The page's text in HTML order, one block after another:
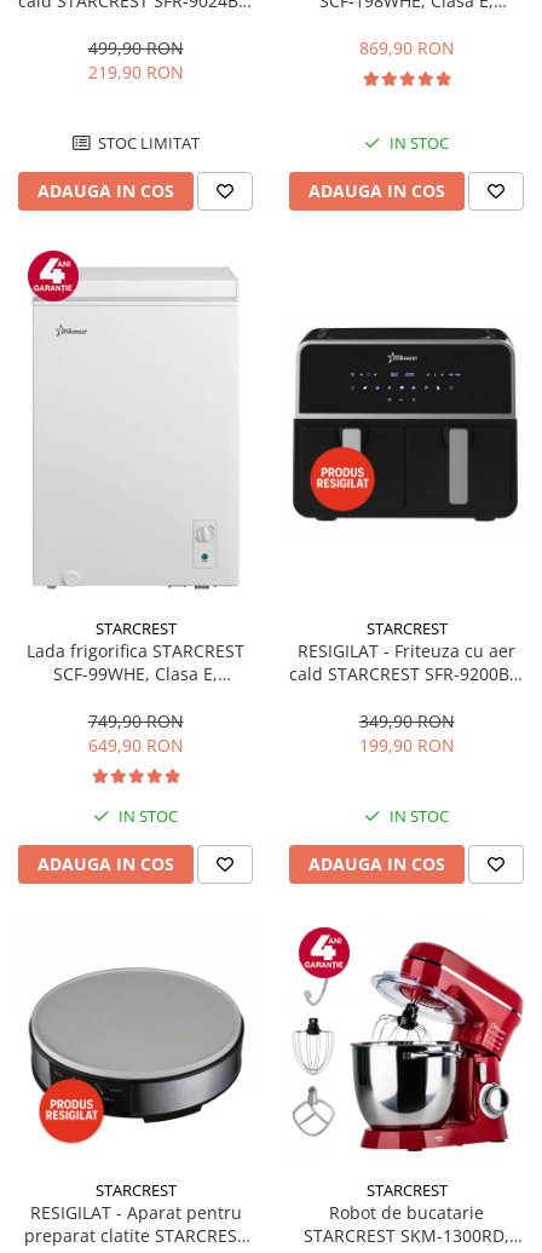
Termostat 80 - 200 °C, 12
programe, Negru
499,90 RON
219,90 RON
STOC LIMITAT
ADAUGA IN COS
convertibil - functie frigider,
Termostat reglabil, Alb
869,90 RON
IN STOC
ADAUGA IN COS
STARCREST
Lada frigorifica STARCREST
SCF-99WHE, Clasa E,
convertibil - functie frigider,
Termostat reglabil, Alb
749,90 RON
649,90 RON
IN STOC
ADAUGA IN COS
STARCREST
RESIGILAT - Friteuza cu aer
cald STARCREST SFR-9200BK,
Termostat 80 - 200 °C, 8
programe predefinite, Negru
349,90 RON
199,90 RON
IN STOC
ADAUGA IN COS
STARCREST
RESIGILAT - Aparat pentru
preparat clatite STARCREST
STARCREST
Robot de bucatarie
STARCREST SKM-1300RD,